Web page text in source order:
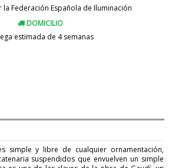
Federación Española de Iluminación
DOMICILIO
estimada de 4 semanas
simple y libre de cualquier ornamentación,
suspendidos que envuelven un simple